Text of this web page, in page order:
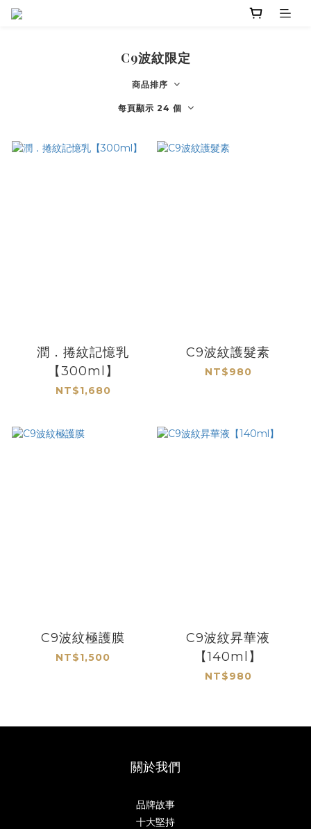
C9波紋限定
商品排序
每頁顯示 24 個
潤．捲紋記憶乳
【300ml】
NT$1,680
C9波紋護髮素
NT$980
C9波紋極護膜
NT$1,500
C9波紋昇華液
【140ml】
NT$980
關於我們
品牌故事
十大堅持